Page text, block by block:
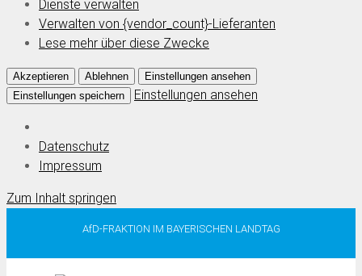
Dienste verwalten
Verwalten von {vendor_count}-Lieferanten
Lese mehr über diese Zwecke
Akzeptieren Ablehnen
Einstellungen ansehen
Einstellungen speichern
Einstellungen ansehen
Datenschutz
Impressum
Zum Inhalt springen
AfD-FRAKTION IM BAYERISCHEN LANDTAG